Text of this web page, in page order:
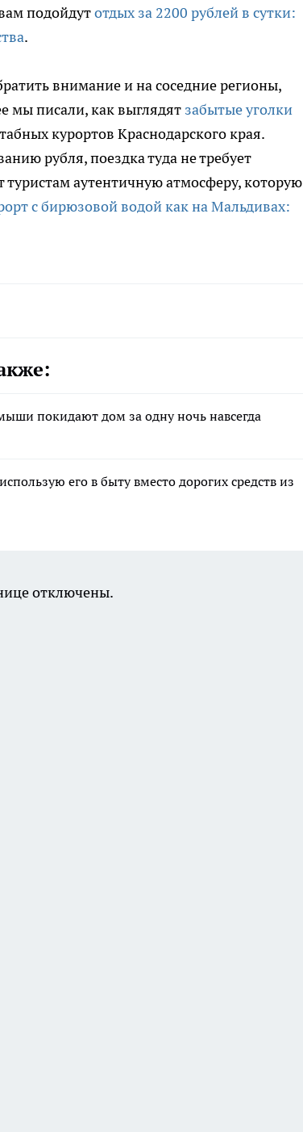
подойдутотдых за 2200 рублей в сутки:
.
внимание и на соседние регионы,
мы писали, как выглядят забытые уголки
курортов Краснодарского края.
рубля, поездка туда не требует
аутентичную атмосферу, которую
с бирюзовой водой как на Мальдивах:
покидают дом за одну ночь навсегда
его в быту вместо дорогих средств из
отключены.